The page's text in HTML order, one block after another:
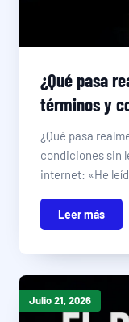
¿Qué pasa
términos y
¿Qué pasa
condiciones sin
internet: «He
Leer más
Julio 21, 2026